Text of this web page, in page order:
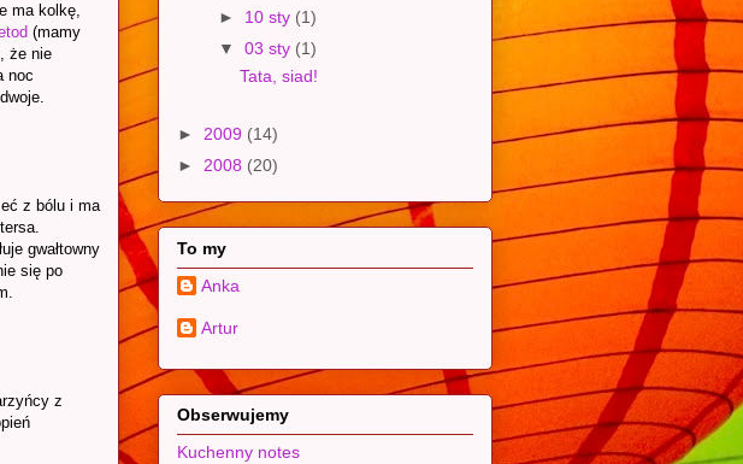
ma kolkę,
(mamy
że nie
noc
z bólu i ma
gwałtowny
się po
z
► 10 sty (1)
▼ 03 sty (1)
Tata, siad!
► 2009 (14)
► 2008 (20)
To my
Anka
Artur
Obserwujemy
Kuchenny notes